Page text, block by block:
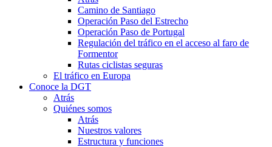
Camino de Santiago
Operación Paso del Estrecho
Operación Paso de Portugal
Regulación del tráfico en el acceso al faro de
Formentor
Rutas ciclistas seguras
El tráfico en Europa
Conoce la DGT
Atrás
Quiénes somos
Atrás
Nuestros valores
Estructura y funciones